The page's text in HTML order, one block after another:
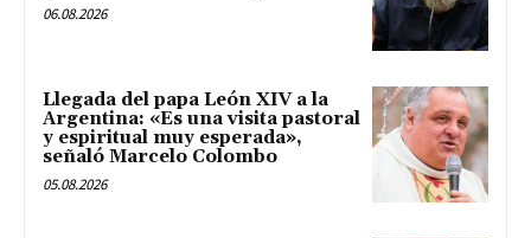
06.08.2026
Llegada del papa León XIV a la
Argentina: «Es una visita pastoral
y espiritual muy esperada»,
señaló Marcelo Colombo
05.08.2026